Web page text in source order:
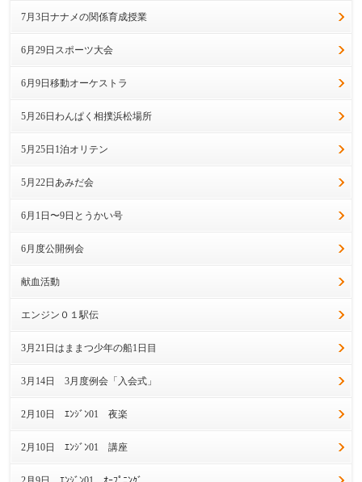
7月3日ナナメの関係育成授業
6月29日スポーツ大会
6月9日移動オーケストラ
5月26日わんぱく相撲浜松場所
5月25日1泊オリテン
5月22日あみだ会
6月1日〜9日とうかい号
6月度公開例会
献血活動
エンジン０１駅伝
3月21日はままつ少年の船1日目
3月14日 3月度例会「入会式」
2月10日 ｴﾝｼﾞﾝ01 夜楽
2月10日 ｴﾝｼﾞﾝ01 講座